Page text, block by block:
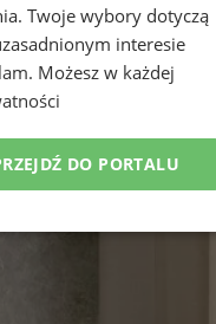
Twoje wybory dotyczą
interesie
. Możesz w każdej
DO PORTALU
Niesklasyfikowane